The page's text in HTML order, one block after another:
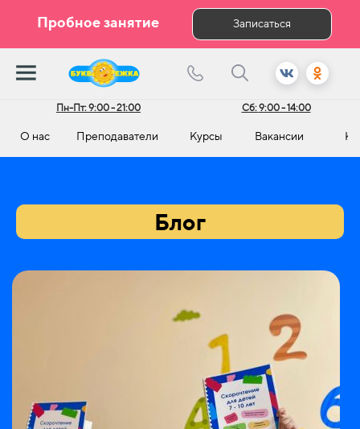
Пробное занятие Записаться
Пн-Пт:9:00 - 21:00 Сб:9:00 - 14:00
О нас Преподаватели Курсы Вакансии
Блог